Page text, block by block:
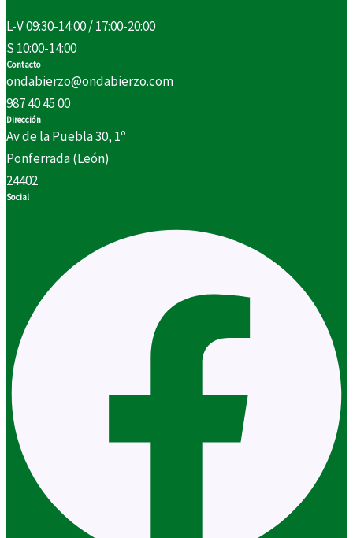
L-V 09:30-14:00 / 17:00-20:00
S 10:00-14:00
Contacto
ondabierzo@ondabierzo.com
987 40 45 00
Dirección
Av de la Puebla 30, 1º
Ponferrada (León)
24402
Social